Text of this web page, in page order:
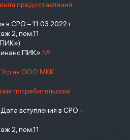
предоставления
СРО – 11.03.2022 г.
2, пом.11
ПИК» №
Устав ООО МКК
потребительских
вступления в СРО –
2, пом.11